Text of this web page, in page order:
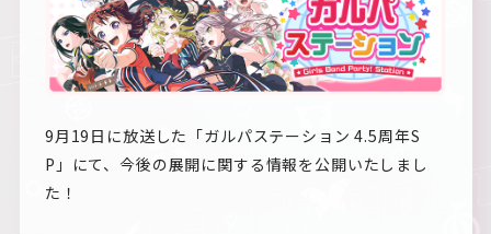
9月19日に放送した「ガルパステーション 4.5周年S
P」にて、今後の展開に関する情報を公開いたしまし
た！